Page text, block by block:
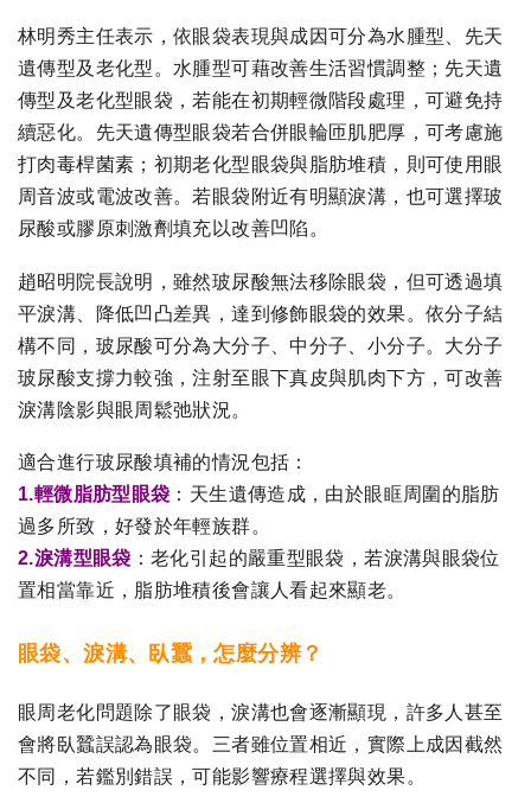
林明秀主任表示，依眼袋表現與成因可分為水腫型、先天
遺傳型及老化型。水腫型可藉改善生活習慣調整；先天遺
傳型及老化型眼袋，若能在初期輕微階段處理，可避免持
續惡化。先天遺傳型眼袋若合併眼輪匝肌肥厚，可考慮施
打肉毒桿菌素；初期老化型眼袋與脂肪堆積，則可使用眼
周音波或電波改善。若眼袋附近有明顯淚溝，也可選擇玻
尿酸或膠原刺激劑填充以改善凹陷。
趙昭明院長說明，雖然玻尿酸無法移除眼袋，但可透過填
平淚溝、降低凹凸差異，達到修飾眼袋的效果。依分子結
構不同，玻尿酸可分為大分子、中分子、小分子。大分子
玻尿酸支撐力較強，注射至眼下真皮與肌肉下方，可改善
淚溝陰影與眼周鬆弛狀況。
適合進行玻尿酸填補的情況包括：
1.輕微脂肪型眼袋 ：天生遺傳造成，由於眼眶周圍的脂肪
過多所致，好發於年輕族群。
2.淚溝型眼袋 ：老化引起的嚴重型眼袋，若淚溝與眼袋位
置相當靠近，脂肪堆積後會讓人看起來顯老。
眼袋、淚溝、臥蠶，怎麼分辨？
眼周老化問題除了眼袋，淚溝也會逐漸顯現，許多人甚至
會將臥蠶誤認為眼袋。三者雖位置相近，實際上成因截然
不同，若鑑別錯誤，可能影響療程選擇與效果。